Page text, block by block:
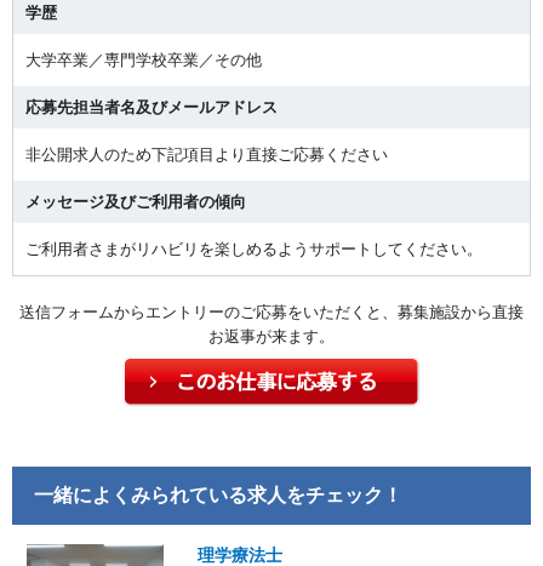
学歴
大学卒業／専門学校卒業／その他
応募先担当者名及びメールアドレス
非公開求人のため下記項目より直接ご応募ください
メッセージ及びご利用者の傾向
ご利用者さまがリハビリを楽しめるようサポートしてください。
送信フォームからエントリーのご応募をいただくと、募集施設から直接
お返事が来ます。
一緒によくみられている求人をチェック！
理学療法士